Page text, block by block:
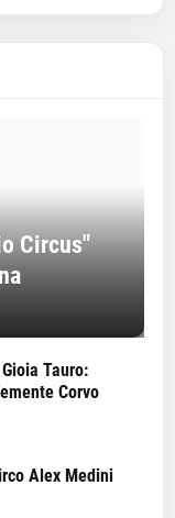
Circus"
Tauro:
Corvo
Alex Medini